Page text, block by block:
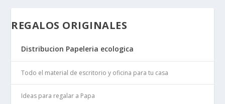
REGALOS ORIGINALES
Distribucion Papeleria ecologica
Todo el material de escritorio y oficina para tu casa
Ideas para regalar a Papa